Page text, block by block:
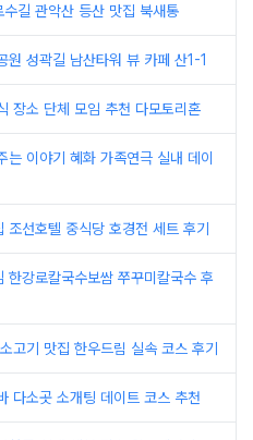
길 관악산 등산 맛집 북새통
원 성곽길 남산타워 뷰 카페 산1-1
장소 단체 모임 추천 다모토리혼
는 이야기 혜화 가족연극 실내 데이
조선호텔 중식당 호경전 세트 후기
한강로칼국수보쌈 쭈꾸미칼국수 후
고기 맛집 한우드림 실속 코스 후기
다소곳 소개팅 데이트 코스 추천